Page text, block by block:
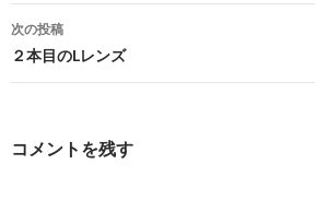
ナ
ビ
ゲ
次の投稿
２本目のLレンズ
コメントを残す